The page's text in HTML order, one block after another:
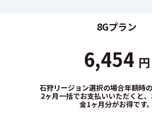
8Gプラン
6,454 円
石狩リージョン選択の場合年額時
2ヶ月一括でお支払いいただくと
金1ヶ月分がお得です。